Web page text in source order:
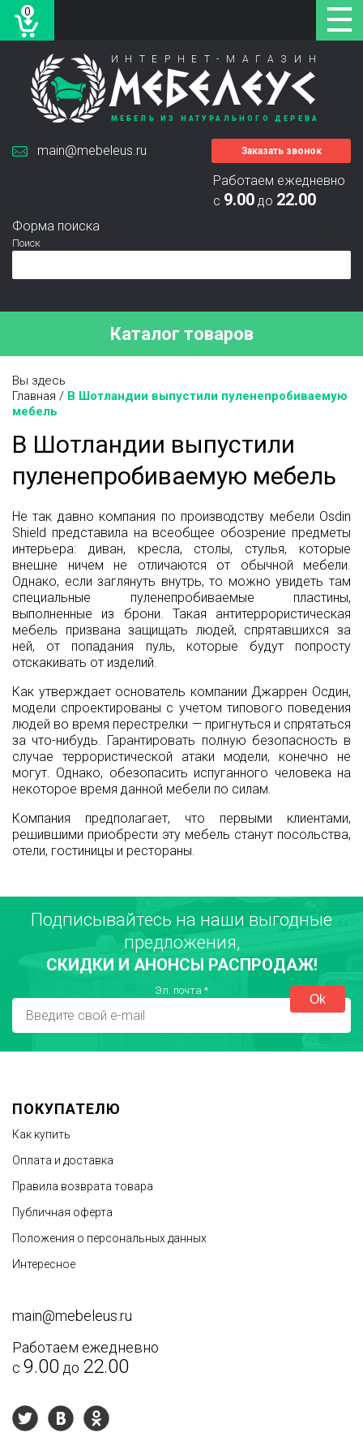
0
ИНТЕРНЕТ-МАГАЗИН
МЕБЕЛЕУС
МЕБЕЛЬ ИЗ НАТУРАЛЬНОГО ДЕРЕВА
Работаем ежедневно
с 9.00 до 22.00
Форма поиска
Поиск
main@mebeleus.ru Заказать звонок
Каталог товаров
Вы здесь
Главная / В Шотландии выпустили пуленепробиваемую
мебель
В Шотландии выпустили
пуленепробиваемую мебель
Не так давно компания по производству мебели Osdin
Shield представила на всеобщее обозрение предметы
интерьера: диван, кресла, столы, стулья, которые
внешне ничем не отличаются от обычной мебели.
Однако, если заглянуть внутрь, то можно увидеть там
специальные пуленепробиваемые пластины,
выполненные из брони. Такая антитеррористическая
мебель призвана защищать людей, спрятавшихся за
ней, от попадания пуль, которые будут попросту
отскакивать от изделий.
Как утверждает основатель компании Джаррен Осдин,
модели спроектированы с учетом типового поведения
людей во время перестрелки — пригнуться и спрятаться
за что-нибудь. Гарантировать полную безопасность в
случае террористической атаки модели, конечно не
могут. Однако, обезопасить испуганного человека на
некоторое время данной мебели по силам.
Компания предполагает, что первыми клиентами,
решившими приобрести эту мебель станут посольства,
отели, гостиницы и рестораны.
Подписывайтесь на наши выгодные
предложения,
СКИДКИ И АНОНСЫ РАСПРОДАЖ!
Эл. почта *
ПОКУПАТЕЛЮ
Как купить
Оплата и доставка
Правила возврата товара
Публичная оферта
Положения о персональных данных
Интересное
main@mebeleus.ru
Работаем ежедневно
с 9.00 до 22.00